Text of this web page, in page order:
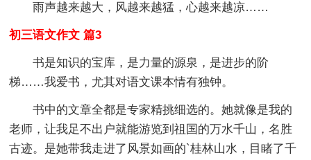
雨声越来越大，风越来越猛，心越来越凉……
初三语文作文 篇3
书是知识的宝库，是力量的源泉，是进步的阶
梯……我爱书，尤其对语文课本情有独钟。
书中的文章全都是专家精挑细选的。她就像是我的
老师，让我足不出户就能游览到祖国的万水千山，名胜
古迹。是她带我走进了风景如画的`桂林山水，目睹了千